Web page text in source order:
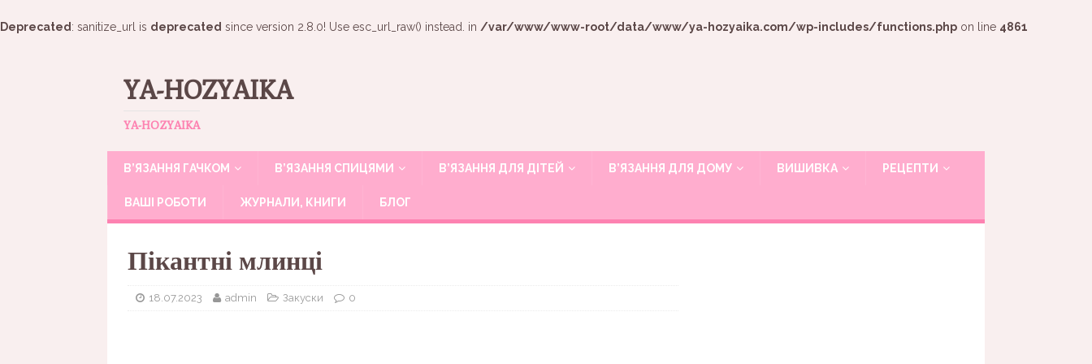
Deprecated : sanitize_url is deprecated since version 2.8.0! Use esc_url_raw() instead. in /var/www/www-root/data/www/ya-hozyaika.com/wp-includes/functions.php on line 4861
YA-HOZYAIKA
YA-HOZYAIKA
В’ЯЗАННЯ ГАЧКОМ В’ЯЗАННЯ СПИЦЯМИ В’ЯЗАННЯ ДЛЯ ДІТЕЙ В’ЯЗАННЯ ДЛЯ ДОМУ ВИШИВКА РЕЦЕПТИ
ВАШІ РОБОТИ ЖУРНАЛИ, КНИГИ БЛОГ
Пікантні млинці
18.07.2023 admin Закуски 0